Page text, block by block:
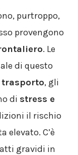
purtroppo,
provengono
. Le
di questo
trasporto, gli
di stress e
il rischio
elevato. C’è
gravidi in